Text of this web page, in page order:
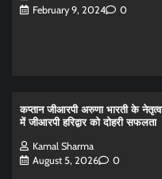
February 9, 2024
0
कप्तान जीआरपी अरुणा भारती के नेतृत्व
में जीआरपी हरिद्वार को दोहरी सफलता
Kamal Sharma
August 5, 2026
0